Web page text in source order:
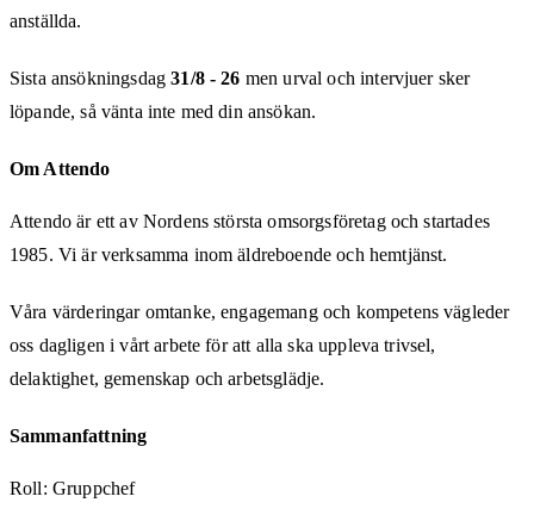
anställda.
Sista ansökningsdag31/8 - 26 men urval och intervjuer sker
löpande, så vänta inte med din ansökan.
Om Attendo
Attendo är ett av Nordens största omsorgsföretag och startades
1985. Vi är verksamma inom äldreboende och hemtjänst.
Våra värderingar omtanke, engagemang och kompetens vägleder
oss dagligen i vårt arbete för att alla ska uppleva trivsel,
delaktighet, gemenskap och arbetsglädje.
Sammanfattning
Roll: Gruppchef